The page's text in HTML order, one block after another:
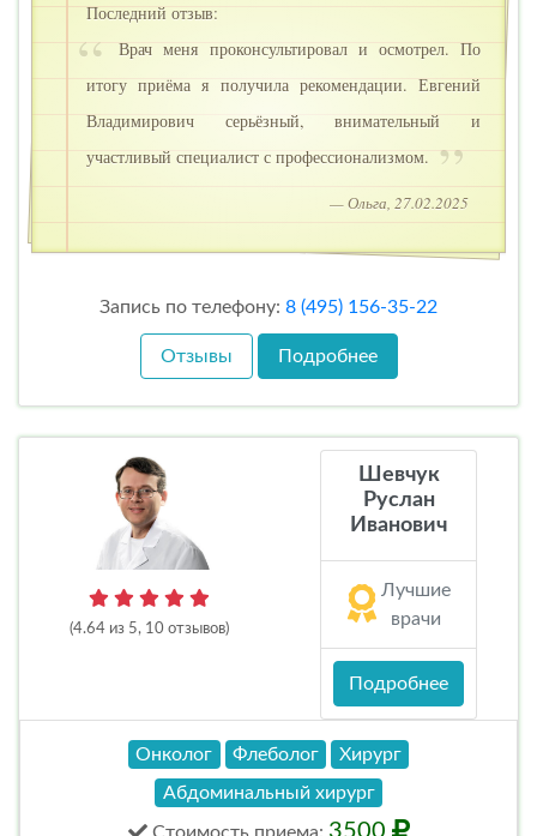
Последний отзыв:
Врач меня проконсультировал и осмотрел. По
итогу приёма я получила рекомендации. Евгений
Владимирович серьёзный, внимательный и
участливый специалист с профессионализмом.
— Ольга, 27.02.2025
Запись по телефону: 8 (495) 156-35-22
Отзывы Подробнее
(4.64 из 5, 10 отзывов)
Шевчук
Руслан
Иванович
Лучшие
врачи
Подробнее
Онколог Флеболог
Хирург
Абдоминальный хирург